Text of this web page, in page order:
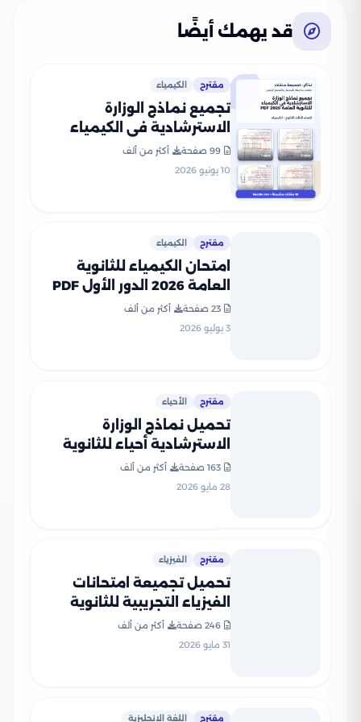
قد يهمك أيضًا
مقترح الكيمياء
تجميع نماذج الوزارة
الاسترشادية في الكيمياء
للثانوية العامة 2026 PDF
99 صفحة
أكثر من ألف
10 يونيو 2026
مقترح الكيمياء
امتحان الكيمياء للثانوية
العامة 2026 الدور الأول PDF
لطلاب الصف الثالث الثانوي
23 صفحة
أكثر من ألف
3 يوليو 2026
مقترح الأحياء
تحميل نماذج الوزارة
الاسترشادية أحياء للثانوية
العامة 2026 PDF
163 صفحة
أكثر من ألف
28 مايو 2026
مقترح الفيزياء
تحميل تجميعة امتحانات
الفيزياء التجريبية للثانوية
العامة 2026 من وزارة التربية
والتعليم PDF
246 صفحة
أكثر من ألف
31 مايو 2026
مقترح اللغة الإنجليزية